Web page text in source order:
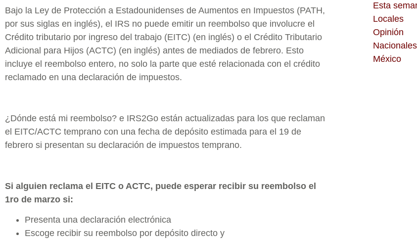
Bajo la Ley de Protección a Estadounidenses de Aumentos en Impuestos (PATH,
por sus siglas en inglés), el IRS no puede emitir un reembolso que involucre el
Crédito tributario por ingreso del trabajo (EITC) (en inglés) o el Crédito Tributario
Adicional para Hijos (ACTC) (en inglés) antes de mediados de febrero. Esto
incluye el reembolso entero, no solo la parte que esté relacionada con el crédito
reclamado en una declaración de impuestos.
¿Dónde está mi reembolso? e IRS2Go están actualizadas para los que reclaman
el EITC/ACTC temprano con una fecha de depósito estimada para el 19 de
febrero si presentan su declaración de impuestos temprano.
Si alguien reclama el EITC o ACTC, puede esperar recibir su reembolso el
1ro de marzo si:
Presenta una declaración electrónica
Escoge recibir su reembolso por depósito directo y
Esta
Locales
Opinión
Nacionales
México